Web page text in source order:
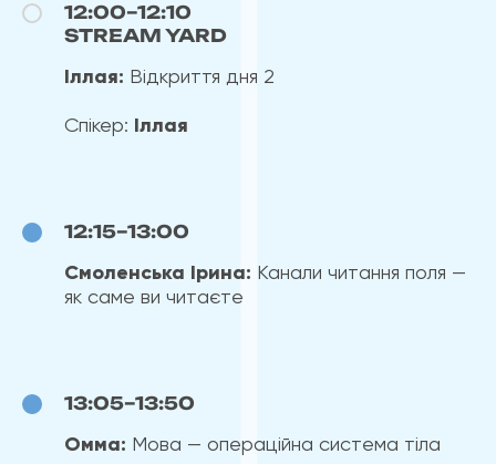
12:00–12:10
STREAM YARD
Іллая: Відкриття дня 2
Спікер: Іллая
12:15–13:00
Смоленська Ірина: Канали читання поля —
як саме ви читаєте
13:05–13:50
Омма: Мова — операційна система тіла